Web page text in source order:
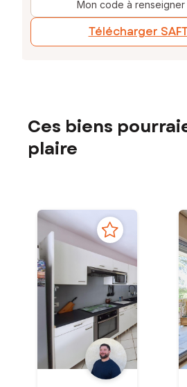
Mon code à renseigner
Télécharger
Ces biens
plaire